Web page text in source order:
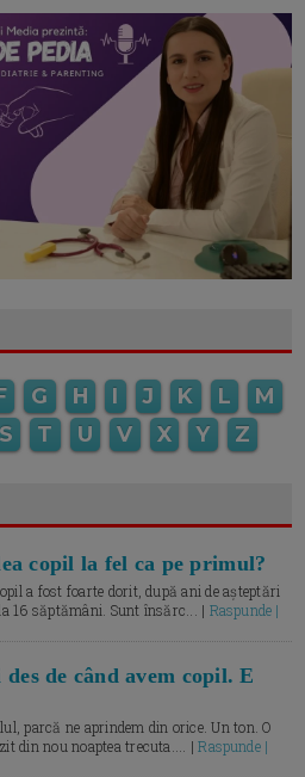
G H I J K L
M
S T U V X Y Z
copil la fel ca pe primul?
a fost foarte dorit, după ani de așteptări
16 săptămâni. Sunt însărc... | Raspunde |
de când avem copil. E
parcă ne aprindem din orice. Un ton. O
din nou noaptea trecuta.... |Raspunde |